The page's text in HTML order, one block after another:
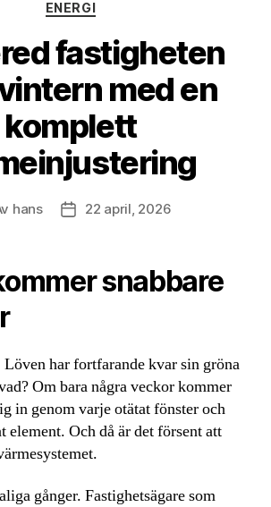
Kategorier
ENERGI
fastigheten
med en
komplett
hans Inläggsdatum
22 april, 2026
snabbare
Löven har fortfarande kvar sin gröna
Om bara några veckor kommer
in genom varje otätat fönster och
element. Och då är det försent att
gånger. Fastighetsägare som